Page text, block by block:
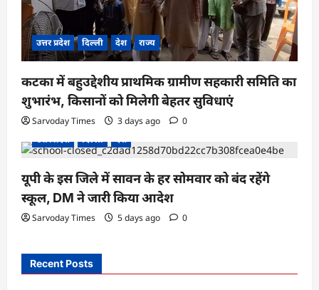
उत्तर प्रदेश दिल्ली देश राज्य
कटका में बहुउद्देशीय प्राथमिक ग्रामीण सहकारी समिति का
शुभारंभ, किसानों को मिलेगी बेहतर सुविधाएं
Sarvoday Times 3 days ago
0
उत्तर प्रदेश
दिल्ली देश
यूपी के इस जिले में सावन के हर सोमवार को बंद रहेंगे
स्कूल, DM ने जारी किया आदेश
Sarvoday Times 5 days ago 0
Recent Posts